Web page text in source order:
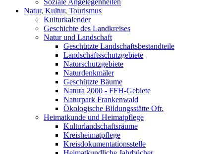
Soziale Angelegenheiten
Natur, Kultur, Tourismus
Kulturkalender
Geschichte des Landkreises
Natur und Landschaft
Geschützte Landschaftsbestandteile
Landschaftsschutzgebiete
Naturschutzgebiete
Naturdenkmäler
Geschützte Bäume
Natura 2000 - FFH-Gebiete
Naturpark Frankenwald
Ökologische Bildungsstätte Ofr.
Heimatkunde und Heimatpflege
Kulturlandschaftsräume
Kreisheimatpflege
Kreisdokumentationsstelle